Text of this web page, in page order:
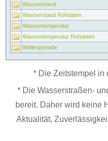
Wasserstand
Wasserstand Rohdaten
Wassertemperatur
Wassertemperatur Rohdaten
Wellenperiode
* Die Zeitstempel in
* Die Wasserstraßen-
bereit. Daher wird keine
Aktualität,